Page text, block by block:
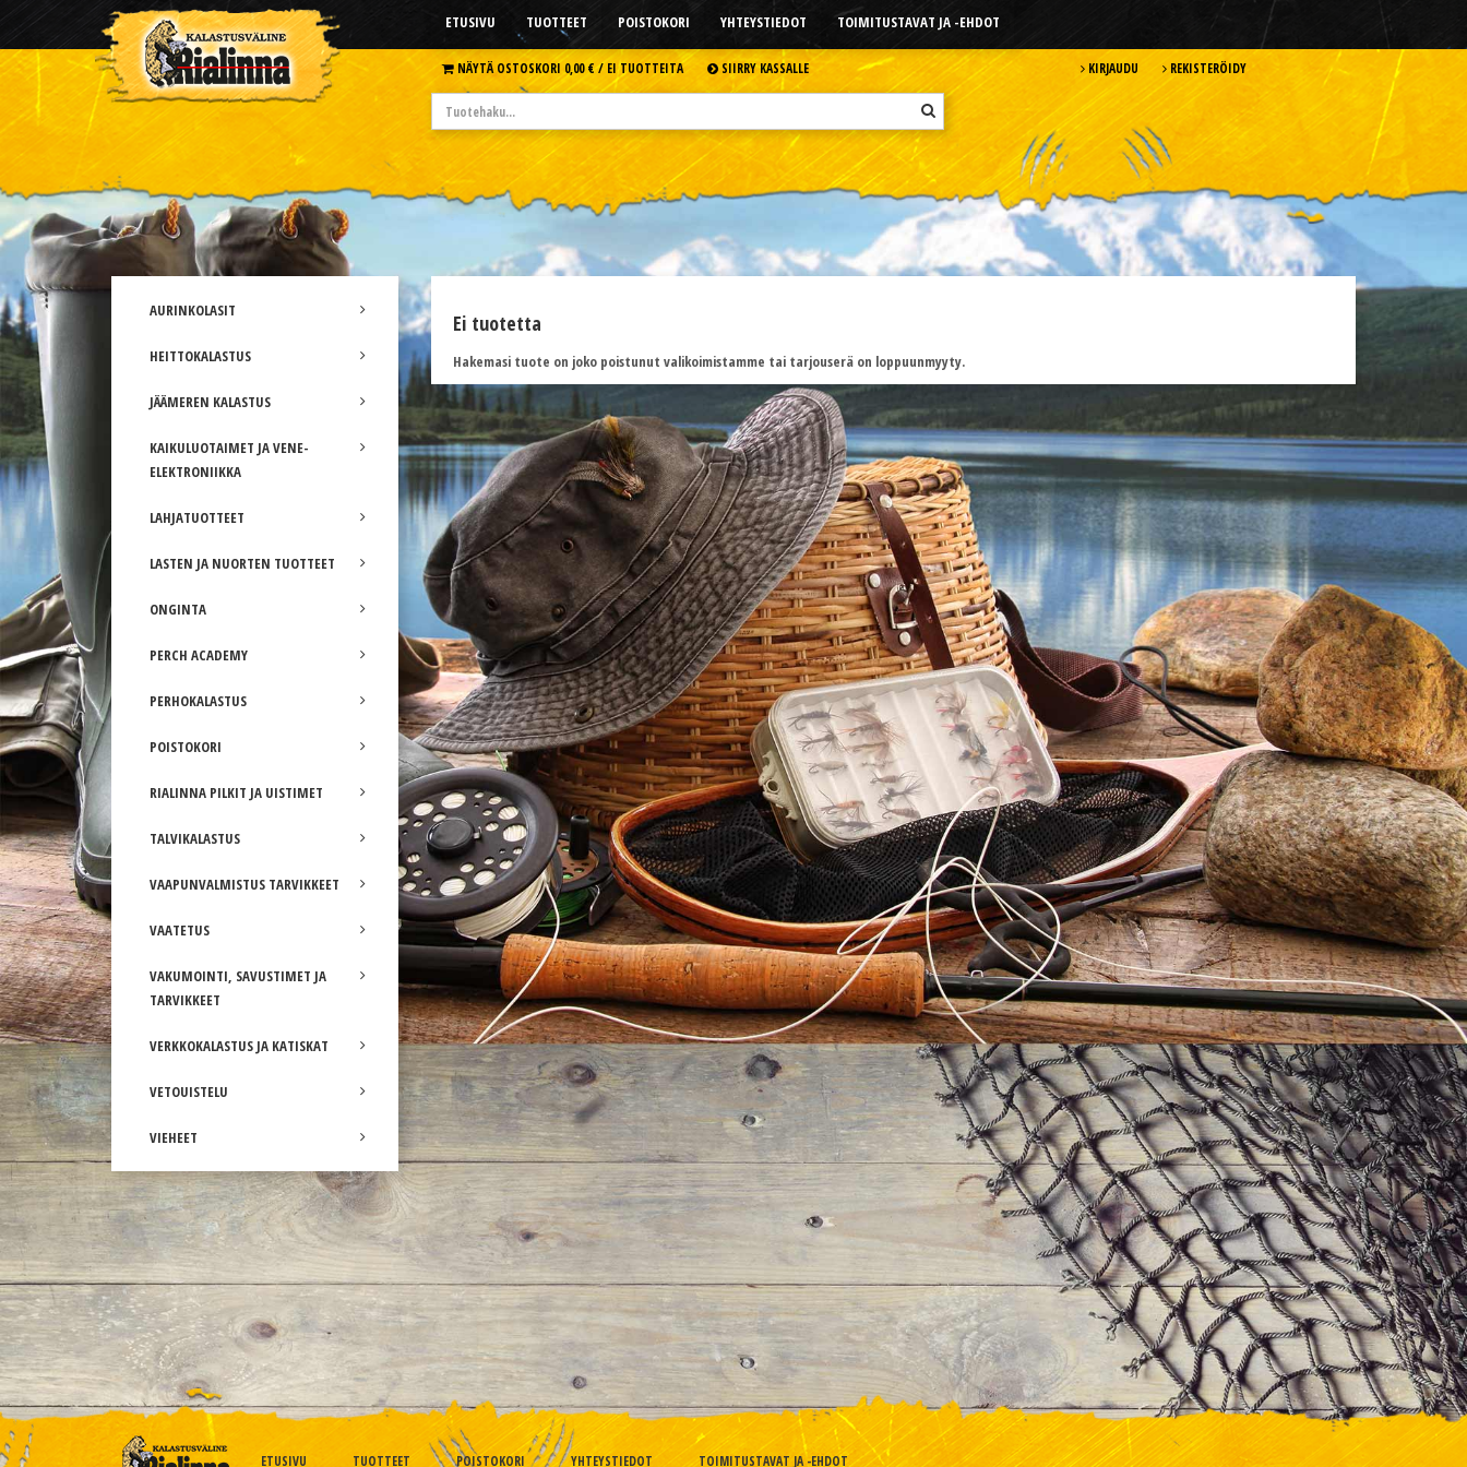
ETUSIVU TUOTTEET POISTOKORI YHTEYSTIEDOT TOIMITUSTAVAT JA -EHDOT
NÄYTÄ OSTOSKORI 0,00 € /EI TUOTTEITA SIIRRY KASSALLE KIRJAUDU REKISTERÖIDY
AURINKOLASIT
HEITTOKALASTUS
JÄÄMEREN KALASTUS
KAIKULUOTAIMET JA VENE-
ELEKTRONIIKKA
LAHJATUOTTEET
LASTEN JA NUORTEN TUOTTEET
ONGINTA
PERCH ACADEMY
PERHOKALASTUS
POISTOKORI
RIALINNA PILKIT JA UISTIMET
TALVIKALASTUS
VAAPUNVALMISTUS TARVIKKEET
VAATETUS
VAKUMOINTI, SAVUSTIMET JA
TARVIKKEET
VERKKOKALASTUS JA KATISKAT
VETOUISTELU
VIEHEET
Ei tuotetta
Hakemasi tuote on joko poistunut valikoimistamme tai tarjouserä on loppuunmyyty.
ETUSIVU TUOTTEET POISTOKORI YHTEYSTIEDOT TOIMITUSTAVAT JA -EHDOT